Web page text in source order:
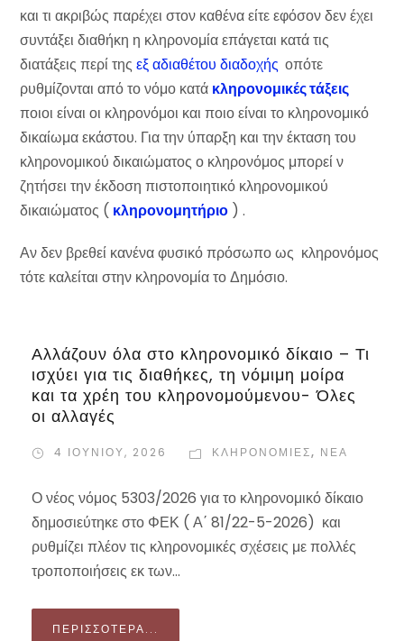
και τι ακριβώς παρέχει στον καθένα είτε εφόσον δεν έχει
συντάξει διαθήκη η κληρονομία επάγεται κατά τις
διατάξεις περί της εξ αδιαθέτου διαδοχής οπότε
ρυθμίζονται από το νόμο κατά κληρονομικές τάξεις
ποιοι είναι οι κληρονόμοι και ποιο είναι το κληρονομικό
δικαίωμα εκάστου. Για την ύπαρξη και την έκταση του
κληρονομικού δικαιώματος ο κληρονόμος μπορεί ν
ζητήσει την έκδοση πιστοποιητικό κληρονομικού
δικαιώματος ( κληρονομητήριο ) .
Αν δεν βρεθεί κανένα φυσικό πρόσωπο ως κληρονόμος
τότε καλείται στην κληρονομία το Δημόσιο.
Αλλάζουν όλα στο κληρονομικό δίκαιο – Τι
ισχύει για τις διαθήκες, τη νόμιμη μοίρα
και τα χρέη του κληρονομούμενου- Όλες
οι αλλαγές
4 ΙΟΥΝΊΟΥ, 2026 ΚΛΗΡΟΝΟΜΙΕΣ, ΝΕΑ
Ο νέος νόμος 5303/2026 για το κληρονομικό δίκαιο
δημοσιεύτηκε στο ΦΕΚ ( Α΄ 81/22-5-2026) και
ρυθμίζει πλέον τις κληρονομικές σχέσεις με πολλές
τροποποιήσεις εκ των...
ΠΕΡΙΣΣΌΤΕΡΑ...